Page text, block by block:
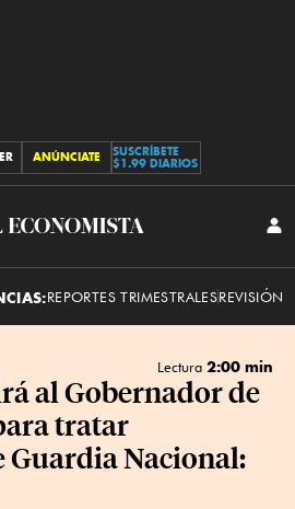
ANÚNCIATE
SUSCRÍBETE
$1.99 DIARIOS
El
REPORTES TRIMESTRALESREVISIÓN
Lectura 2:00 min
al Gobernador de
tratar
Guardia Nacional: